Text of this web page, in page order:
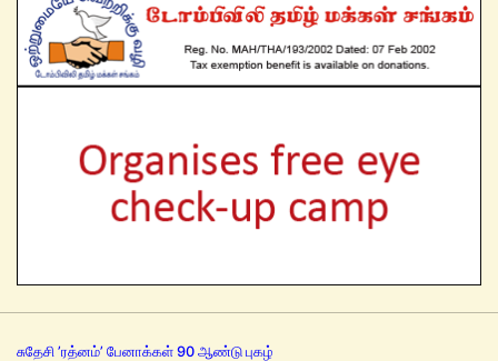
சுதேசி ’ரத்னம்’ பேனாக்கள் 90 ஆண்டு புகழ்